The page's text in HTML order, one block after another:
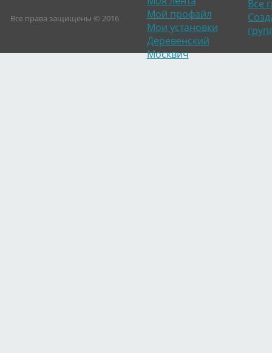
Все права защищены © 2016
Мой профайл
Мои установки
Деревенский
Москвич
Все